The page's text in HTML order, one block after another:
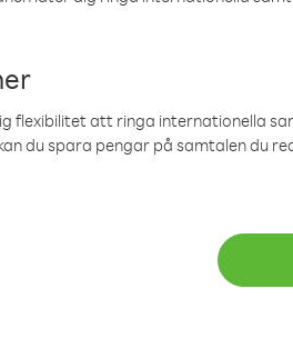
flexibilitet att ringa internationella
du spara pengar på samtalen du